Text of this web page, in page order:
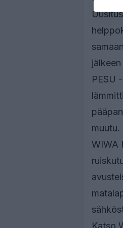
PESU
muutu.
WIWA
Katso